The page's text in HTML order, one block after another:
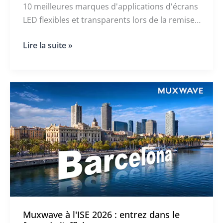
10 meilleures marques d'applications d'écrans
LED flexibles et transparents lors de la remise
L'entreprise a également présenté sa
annuelle de réseautage sur l'affichage LED.
MUXWAVE
10
des
marques
d'écrans
LED
flexibles
et
transparents”.”
Lire la suite »
Muxwave à l'ISE 2026 : entrez dans le